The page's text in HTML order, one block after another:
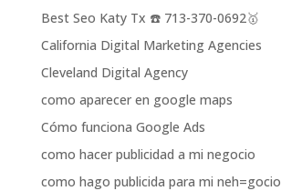
Best Seo Katy Tx ☎️ 713-370-0692🥇
California Digital Marketing Agencies
Cleveland Digital Agency
como aparecer en google maps
Cómo funciona Google Ads
como hacer publicidad a mi negocio
como hago publicida para mi neh=gocio